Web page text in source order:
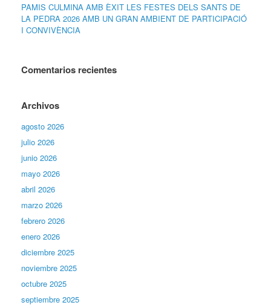
PAMIS CULMINA AMB ÈXIT LES FESTES DELS SANTS DE
LA PEDRA 2026 AMB UN GRAN AMBIENT DE PARTICIPACIÓ
I CONVIVÈNCIA
Comentarios recientes
Archivos
agosto 2026
julio 2026
junio 2026
mayo 2026
abril 2026
marzo 2026
febrero 2026
enero 2026
diciembre 2025
noviembre 2025
octubre 2025
septiembre 2025